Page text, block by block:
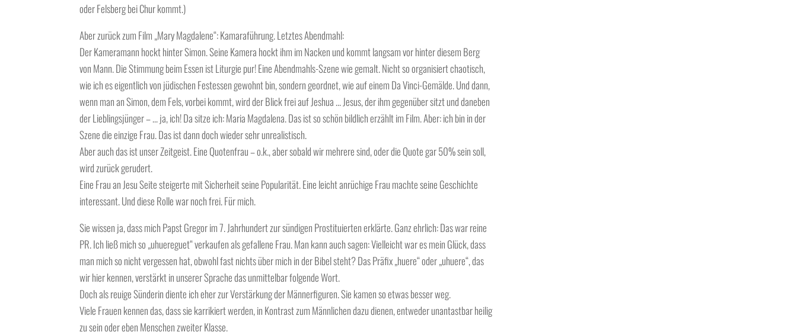
oder Felsberg bei Chur kommt.)
Aber zurück zum Film „Mary Magdalene“: Kamaraführung. Letztes Abendmahl:
Der Kameramann hockt hinter Simon. Seine Kamera hockt ihm im Nacken und kommt langsam vor hinter diesem Berg
von Mann. Die Stimmung beim Essen ist Liturgie pur! Eine Abendmahls-Szene wie gemalt. Nicht so organisiert chaotisch,
wie ich es eigentlich von jüdischen Festessen gewohnt bin, sondern geordnet, wie auf einem Da Vinci-Gemälde. Und dann,
wenn man an Simon, dem Fels, vorbei kommt, wird der Blick frei auf Jeshua … Jesus, der ihm gegenüber sitzt und daneben
der Lieblingsjünger – … ja, ich! Da sitze ich: Maria Magdalena. Das ist so schön bildlich erzählt im Film. Aber: ich bin in der
Szene die einzige Frau. Das ist dann doch wieder sehr unrealistisch.
Aber auch das ist unser Zeitgeist. Eine Quotenfrau – o.k., aber sobald wir mehrere sind, oder die Quote gar 50% sein soll,
wird zurück gerudert.
Eine Frau an Jesu Seite steigerte mit Sicherheit seine Popularität. Eine leicht anrüchige Frau machte seine Geschichte
interessant. Und diese Rolle war noch frei. Für mich.
Sie wissen ja, dass mich Papst Gregor im 7. Jahrhundert zur sündigen Prostituierten erklärte. Ganz ehrlich: Das war reine
PR. Ich ließ mich so „uhuereguet“ verkaufen als gefallene Frau. Man kann auch sagen: Vielleicht war es mein Glück, dass
man mich so nicht vergessen hat, obwohl fast nichts über mich in der Bibel steht? Das Präfix „huere“ oder „uhuere“, das
wir hier kennen, verstärkt in unserer Sprache das unmittelbar folgende Wort.
Doch als reuige Sünderin diente ich eher zur Verstärkung der Männerfiguren. Sie kamen so etwas besser weg.
Viele Frauen kennen das, dass sie karrikiert werden, in Kontrast zum Männlichen dazu dienen, entweder unantastbar heilig
zu sein oder eben Menschen zweiter Klasse.